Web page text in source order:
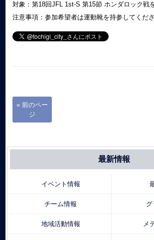
対象：第18回JFL 1st-S 第15節 ホンダロック戦
注意事項：参加希望者は運動靴を持参してくださ
« 前のペー
ジ
最新情報
イベント情報
チーム情報 グ
地域活動情報 メ